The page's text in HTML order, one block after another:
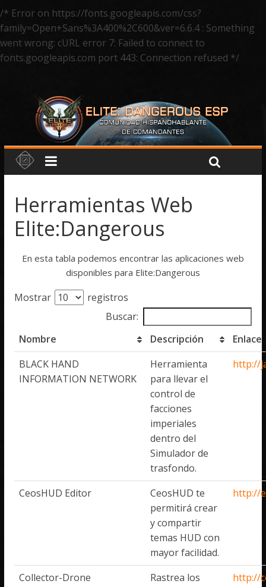
/* Error on https://fonts.googleapis.com/css?
family=Open+Sans%3A400%2C600&ver=6.6.4 : Something
went wrong: cURL error 7: Failed to connect to
fonts.googleapis.com port 443: Connection refused */
Herramientas Web
Elite:Dangerous
En esta tabla podemos encontrar las aplicaciones web
disponibles para Elite:Dangerous
Mostrar
registros
Buscar:
Nombre
Descripción
Enlace
BLACK HAND
INFORMATION NETWORK
Herramienta
para llevar el
control de
facciones
imperiales
dentro del
Simulador de
trasfondo.
http://
CeosHUD Editor
CeosHUD te
permitirá crear
y compartir
temas HUD con
mayor facilidad.
http://
Collector-Drone
Rastrea los
http://